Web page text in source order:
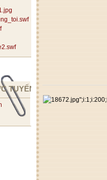
TUYẾN